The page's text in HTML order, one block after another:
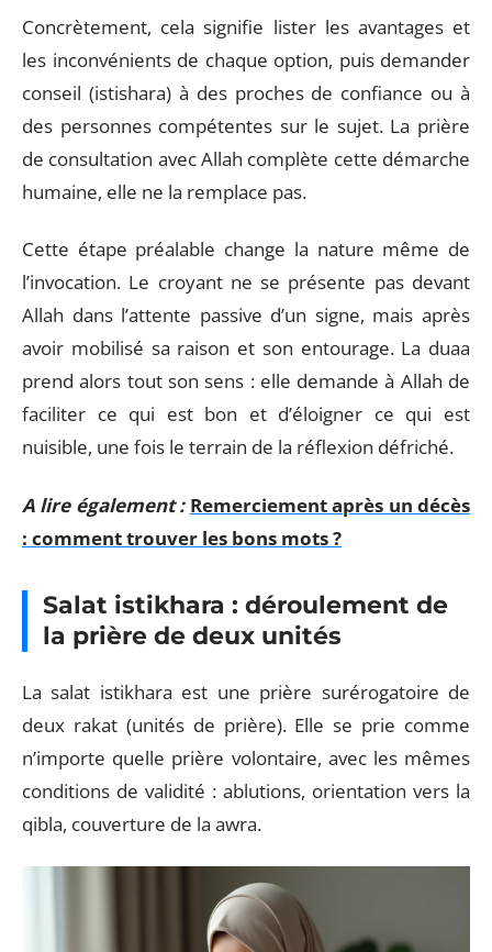
Concrètement, cela signifie lister les avantages et
les inconvénients de chaque option, puis demander
conseil (istishara) à des proches de confiance ou à
des personnes compétentes sur le sujet. La prière
de consultation avec Allah complète cette démarche
humaine, elle ne la remplace pas.
Cette étape préalable change la nature même de
l’invocation. Le croyant ne se présente pas devant
Allah dans l’attente passive d’un signe, mais après
avoir mobilisé sa raison et son entourage. La duaa
prend alors tout son sens : elle demande à Allah de
faciliter ce qui est bon et d’éloigner ce qui est
nuisible, une fois le terrain de la réflexion défriché.
A lire également : Remerciement après un décès
: comment trouver les bons mots ?
Salat istikhara : déroulement de
la prière de deux unités
La salat istikhara est une prière surérogatoire de
deux rakat (unités de prière). Elle se prie comme
n’importe quelle prière volontaire, avec les mêmes
conditions de validité : ablutions, orientation vers la
qibla, couverture de la awra.